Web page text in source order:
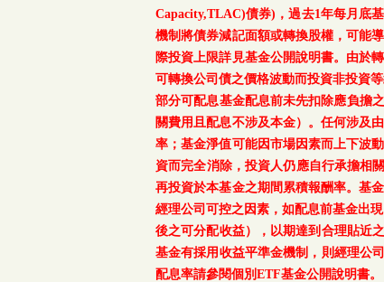
Capacity,TLAC)債券)，過去1年每月底
機制將債券減記面額或轉換股權，可能
際投資上限詳見基金公開說明書。由於
可轉換公司債之價格波動而投資非投資
部分可配息基金配息前未先扣除應負擔
關費用且配息不涉及本金）。任何涉及
率；基金淨值可能因市場因素而上下波
資而完全消除，投資人仍應自行承擔相
再投資於本基金之期間累積報酬率。基
經理公司可控之因素，如配息前基金出
後之可分配收益），以期達到合理貼近
基金有採用收益平準金機制，則經理公
配息率請參閱個別ETF基金公開說明書。